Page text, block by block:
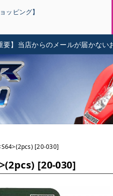
ッピング】
当店からのメールが届かないお問
[20-030]
[20-030]